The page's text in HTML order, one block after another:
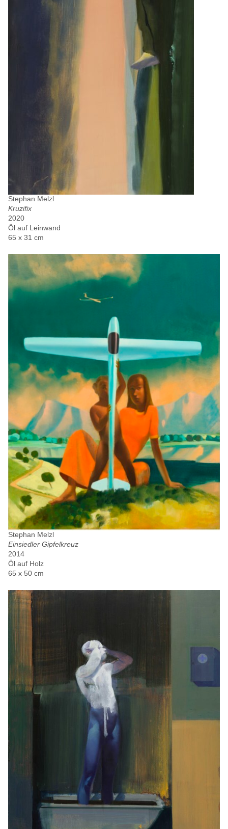
Stephan Melzl
Kruzifix
2020
Öl auf Leinwand
65 x 31 cm
Stephan Melzl
Einsiedler Gipfelkreuz
2014
Öl auf Holz
65 x 50 cm